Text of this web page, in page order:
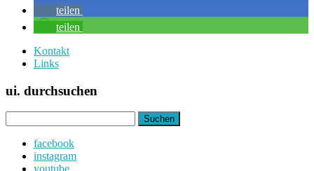
teilen
teilen
Kontakt
Links
ui. durchsuchen
nach:
facebook
instagram